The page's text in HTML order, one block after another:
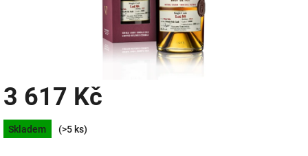
3 617 Kč
Měrná
cena:
Skladem (>5 ks)